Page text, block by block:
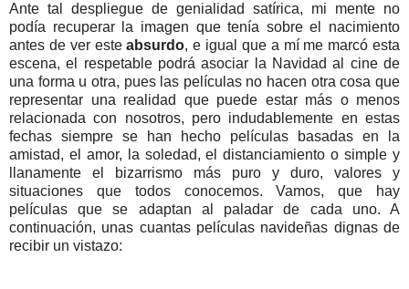
Ante tal despliegue de genialidad satírica, mi mente no
podía recuperar la imagen que tenía sobre el nacimiento
antes de ver esteabsurdo, e igual que a mí me marcó esta
escena, el respetable podrá asociar la Navidad al cine de
una forma u otra, pues las películas no hacen otra cosa que
representar una realidad que puede estar más o menos
relacionada con nosotros, pero indudablemente en estas
fechas siempre se han hecho películas basadas en la
amistad, el amor, la soledad, el distanciamiento o simple y
llanamente el bizarrismo más puro y duro, valores y
situaciones que todos conocemos. Vamos, que hay
películas que se adaptan al paladar de cada uno. A
continuación, unas cuantas películas navideñas dignas de
recibir un vistazo: